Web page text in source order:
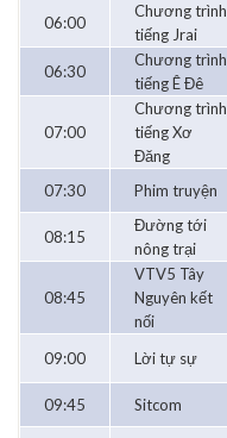
06:00
Chương trình
tiếng Jrai
06:30
Chương trình
tiếng Ê Đê
07:00
Chương trình
tiếng Xơ
Đăng
07:30
Phim truyện
08:15
Đường tới
nông trại
08:45
VTV5 Tây
Nguyên kết
nối
09:00
Lời tự sự
09:45
Sitcom